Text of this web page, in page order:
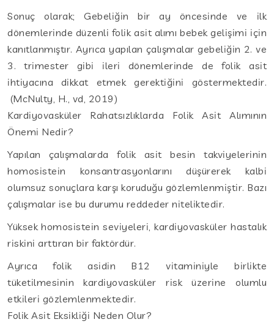
Sonuç olarak; Gebeliğin bir ay öncesinde ve ilk
dönemlerinde düzenli folik asit alımı bebek gelişimi için
kanıtlanmıştır. Ayrıca yapılan çalışmalar gebeliğin 2. ve
3. trimester gibi ileri dönemlerinde de folik asit
ihtiyacına dikkat etmek gerektiğini göstermektedir.
(McNulty, H., vd, 2019)
Kardiyovasküler Rahatsızlıklarda Folik Asit Alımının
Önemi Nedir?
Yapılan çalışmalarda folik asit besin takviyelerinin
homosistein konsantrasyonlarını düşürerek kalbi
olumsuz sonuçlara karşı koruduğu gözlemlenmiştir. Bazı
çalışmalar ise bu durumu reddeder niteliktedir.
Yüksek homosistein seviyeleri, kardiyovasküler hastalık
riskini arttıran bir faktördür.
Ayrıca folik asidin B12 vitaminiyle birlikte
tüketilmesinin kardiyovasküler risk üzerine olumlu
etkileri gözlemlenmektedir.
Folik Asit Eksikliği Neden Olur?